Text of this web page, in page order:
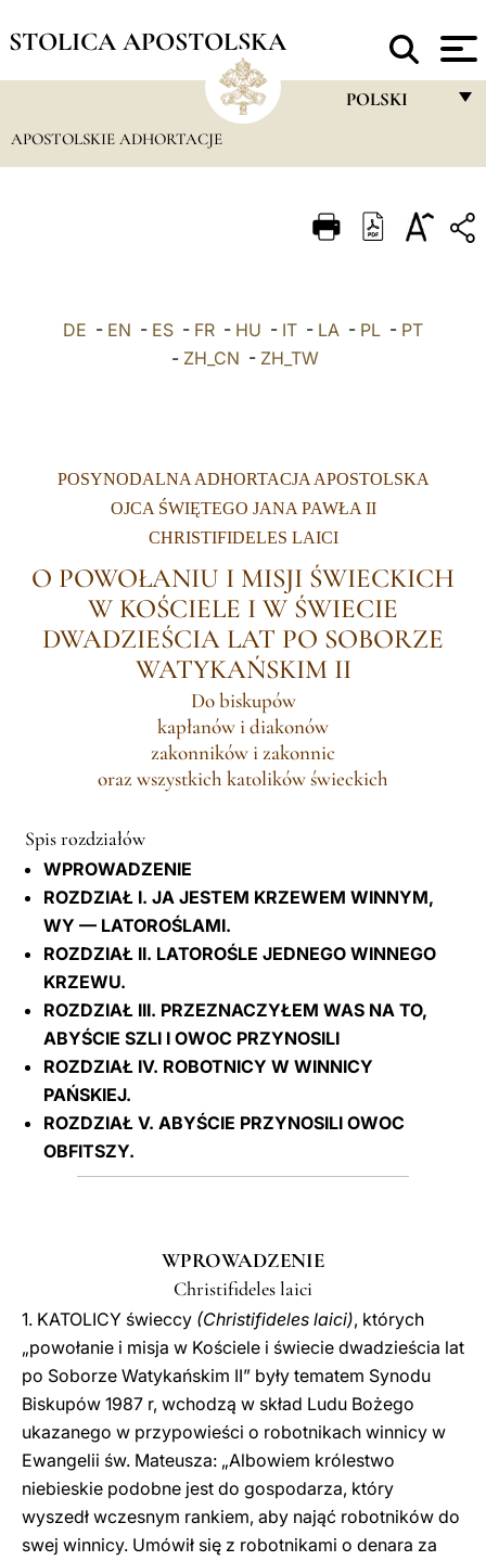
STOLICA APOSTOLSKA
POLSKI
ITALIANO
中文
APOSTOLSKIE ADHORTACJE
DE - EN - ES - FR - HU - IT - LA - PL - PT
- ZH_CN - ZH_TW
POSYNODALNA ADHORTACJA APOSTOLSKA
OJCA ŚWIĘTEGO JANA PAWŁA II
CHRISTIFIDELES LAICI
O POWOŁANIU I MISJI ŚWIECKICH
W KOŚCIELE I W ŚWIECIE
DWADZIEŚCIA LAT PO SOBORZE
WATYKAŃSKIM II
Do biskupów
kapłanów i diakonów
zakonników i zakonnic
oraz wszystkich katolików świeckich
Spis rozdziałów
WPROWADZENIE
ROZDZIAŁ I. JA JESTEM KRZEWEM WINNYM,
WY — LATOROŚLAMI.
ROZDZIAŁ II. LATOROŚLE JEDNEGO WINNEGO
KRZEWU.
ROZDZIAŁ III. PRZEZNACZYŁEM WAS NA TO,
ABYŚCIE SZLI I OWOC PRZYNOSILI
ROZDZIAŁ IV. ROBOTNICY W WINNICY
PAŃSKIEJ.
ROZDZIAŁ V. ABYŚCIE PRZYNOSILI OWOC
OBFITSZY.
WPROWADZENIE
Christifideles laici
1. KATOLICY świeccy (Christifideles laici), których
„powołanie i misja w Kościele i świecie dwadzieścia lat
po Soborze Watykańskim II” były tematem Synodu
Biskupów 1987 r, wchodzą w skład Ludu Bożego
ukazanego w przypowieści o robotnikach winnicy w
Ewangelii św. Mateusza: „Albowiem królestwo
niebieskie podobne jest do gospodarza, który
wyszedł wczesnym rankiem, aby nająć robotników do
swej winnicy. Umówił się z robotnikami o denara za